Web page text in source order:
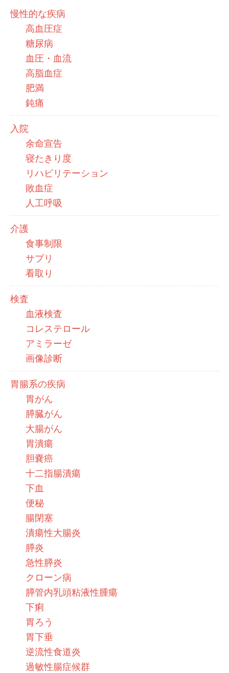
慢性的な疾病
高血圧症
糖尿病
血圧・血流
高脂血症
肥満
鈍痛
入院
余命宣告
寝たきり度
リハビリテーション
敗血症
人工呼吸
介護
食事制限
サプリ
看取り
検査
血液検査
コレステロール
アミラーゼ
画像診断
胃腸系の疾病
胃がん
膵臓がん
大腸がん
胃潰瘍
胆嚢癌
十二指腸潰瘍
下血
便秘
腸閉塞
潰瘍性大腸炎
膵炎
急性膵炎
クローン病
膵管内乳頭粘液性腫瘍
下痢
胃ろう
胃下垂
逆流性食道炎
過敏性腸症候群